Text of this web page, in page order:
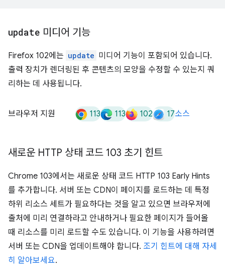
update 미디어 기능
Firefox 102에는 update 미디어 기능이 포함되어 있습니다.
출력 장치가 렌더링된 후 콘텐츠의 모양을 수정할 수 있는지 쿼
리하는 데 사용됩니다.
브라우저 지원 113 113 102 17소스
새로운 HTTP 상태 코드 103 초기 힌트
Chrome 103에서는 새로운 상태 코드 HTTP 103 Early Hints
를 추가합니다. 서버 또는 CDN이 페이지를 로드하는 데 특정
하위 리소스 세트가 필요하다는 것을 알고 있으면 브라우저에
출처에 미리 연결하라고 안내하거나 필요한 페이지가 들어올
때 리소스를 미리 로드할 수도 있습니다. 이 기능을 사용하려면
서버 또는 CDN을 업데이트해야 합니다. 조기 힌트에 대해 자세
히 알아보세요.